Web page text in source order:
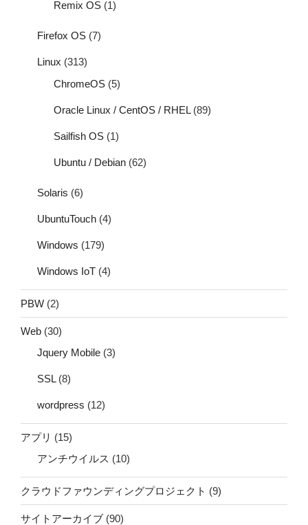
Remix OS (1)
Firefox OS (7)
Linux (313)
ChromeOS (5)
Oracle Linux / CentOS / RHEL(89)
Sailfish OS (1)
Ubuntu / Debian (62)
Solaris (6)
UbuntuTouch (4)
Windows (179)
Windows IoT (4)
PBW (2)
Web (30)
Jquery Mobile (3)
SSL(8)
wordpress (12)
アプリ (15)
アンチウイルス (10)
クラウドファウンディングプロジェクト (9)
サイトアーカイブ (90)